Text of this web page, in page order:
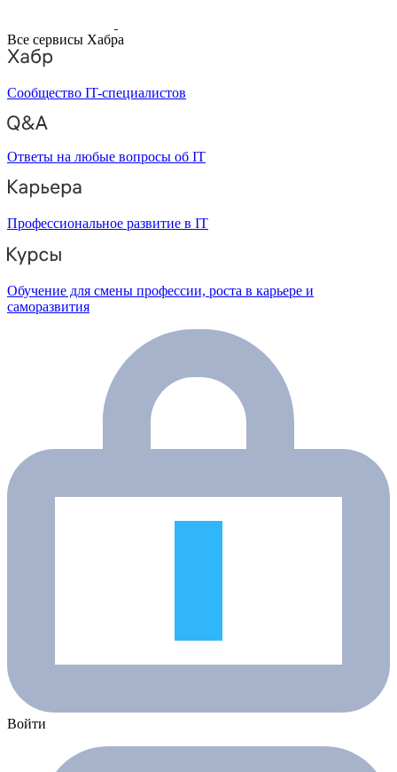
Все сервисы Хабра
Сообщество IT-специалистов
Ответы на любые вопросы об IT
Профессиональное развитие в IT
Обучение для смены профессии, роста в карьере и
саморазвития
Войти